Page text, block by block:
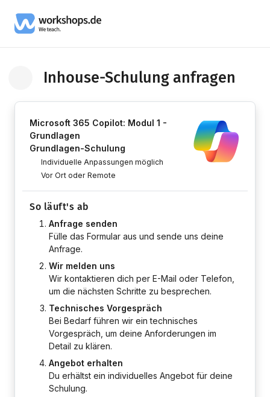
Zurück zum Kurs
Inhouse-Schulung anfragen
Microsoft 365 Copilot: Modul 1 -
Grundlagen
Grundlagen-Schulung
Individuelle Anpassungen möglich
Vor Ort oder Remote
So läuft's ab
Anfrage senden
Fülle das Formular aus und sende uns deine
Anfrage.
Wir melden uns
Wir kontaktieren dich per E-Mail oder Telefon,
um die nächsten Schritte zu besprechen.
Technisches Vorgespräch
Bei Bedarf führen wir ein technisches
Vorgespräch, um deine Anforderungen im
Detail zu klären.
Angebot erhalten
Du erhältst ein individuelles Angebot für deine
Schulung.